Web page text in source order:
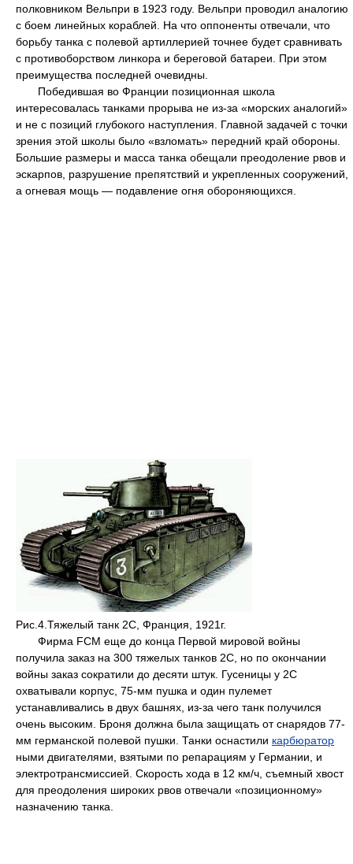
полковником Вельпри в 1923 году. Вельпри проводил аналогию
с боем линейных кораблей. На что оппоненты отвечали, что
борьбу танка с полевой артиллерией точнее будет сравнивать
с противоборством линкора и береговой батареи. При этом
преимущества последней очевидны.
Победившая во Франции позиционная школа
интересовалась танками прорыва не из-за «морских аналогий»
и не с позиций глубокого наступления. Главной задачей с точки
зрения этой школы было «взломать» передний край обороны.
Большие размеры и масса танка обещали преодоление рвов и
эскарпов, разрушение препятствий и укрепленных сооружений,
а огневая мощь — подавление огня обороняющихся.
Рис.4.Тяжелый танк 2С, Франция, 1921г.
Фирма FCM еще до конца Первой мировой войны
получила заказ на 300 тяжелых танков 2С, но по окончании
войны заказ сократили до десяти штук. Гусеницы у 2С
охватывали корпус, 75-мм пушка и один пулемет
устанавливались в двух башнях, из-за чего танк получился
очень высоким. Броня должна была защищать от снарядов 77-
мм германской полевой пушки. Танки оснастили карбюратор
ными двигателями, взятыми по репарациям у Германии, и
электротрансмиссией. Скорость хода в 12 км/ч, съемный хвост
для преодоления широких рвов отвечали «позиционному»
назначению танка.